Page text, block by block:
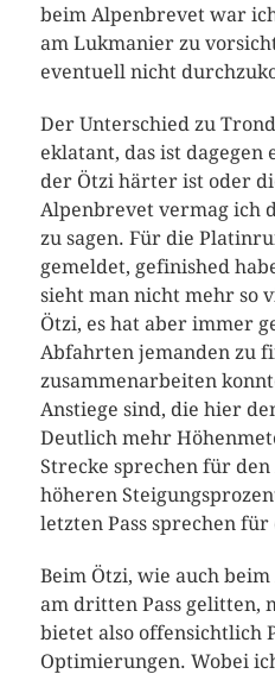
beim Alpenbrevet war
am Lukmanier zu
eventuell nicht
Der Unterschied zu
eklatant, das ist dagegen
der Ötzi härter ist oder
Alpenbrevet vermag ich
zu sagen. Für die
gemeldet, gefinished
sieht man nicht mehr so
Ötzi, es hat aber immer
Abfahrten jemanden zu
zusammenarbeiten
Anstiege sind, die hier
Deutlich mehr
Strecke sprechen für
höheren
letzten Pass sprechen
Beim Ötzi, wie auch
am dritten Pass gelitten,
bietet also offensichtlich
Optimierungen. Wobei